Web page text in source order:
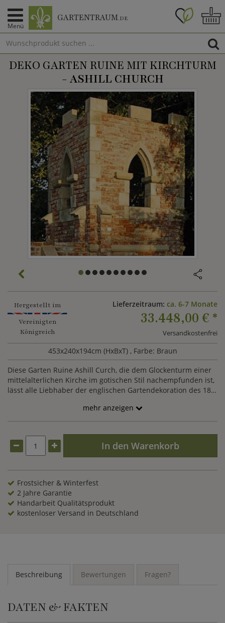
Menü
GARTENTRAUM.DE
DEKO GARTEN RUINE MIT KIRCHTURM
- ASHILL CHURCH
Hergestellt im
Vereinigten
Königreich
Lieferzeitraum: ca. 6-7 Monate
33.448,00 € *
Versandkostenfrei
453x240x194cm (HxBxT) , Farbe: Braun
Diese Garten Ruine Ashill Curch, die dem Glockenturm einer
mittelalterlichen Kirche im gotischen Stil nachempfunden ist,
lässt alle Liebhaber der englischen Gartendekoration des 18.
eintauchen und ist ein Highlight in jeder historisch und
romantisch gestalteten Gartenanlage. Vor der Kulisse eines
Ihres Gartenanwesens setzt dieser Glockenturm als Garten
Ruine aus Stein imposante Akzente und verleiht Ihrem Garten
einen traditionsreichen Charme.
mehr anzeigen
In den Warenkorb
Frostsicher & Winterfest
2 Jahre Garantie
Handarbeit Qualitätsprodukt
kostenloser Versand in Deutschland
Beschreibung Bewertungen Fragen?
DATEN & FAKTEN